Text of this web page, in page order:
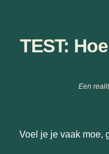
TEST:
Een
Voel je je vaak moe,